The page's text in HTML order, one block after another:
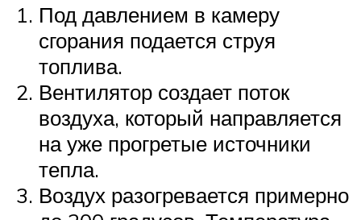
Под давлением в камеру
сгорания подается струя
топлива.
Вентилятор создает поток
воздуха, который направляется
на уже прогретые источники
тепла.
Воздух разогревается примерно